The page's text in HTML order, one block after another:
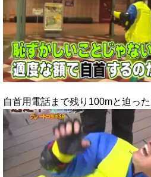
自首用電話まで残り100mと迫っ